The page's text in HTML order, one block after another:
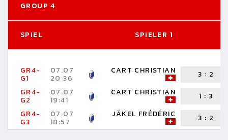
GROUP 4
SPIEL SPIELER 1
GR4-
G1
07.07
20:36
CART CHRISTIAN 3 : 2
GR4-
G2
07.07
19:41
CART CHRISTIAN 1 :3
GR4-
G3
07.07
18:57
JÄKEL FRÉDÉRIC 3 : 2